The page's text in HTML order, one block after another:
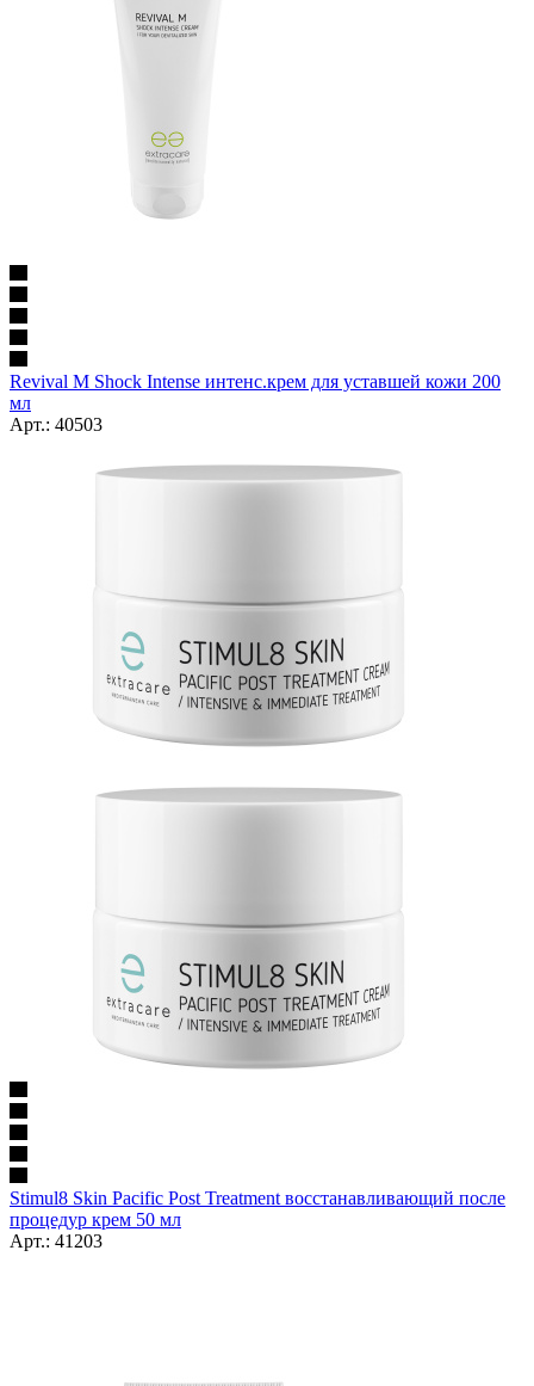
Revival M Shock Intense интенс.крем для уставшей кожи 200
мл
Арт.: 40503
Stimul8 Skin Pacific Post Treatment восстанавливающий после
процедур крем 50 мл
Арт.: 41203